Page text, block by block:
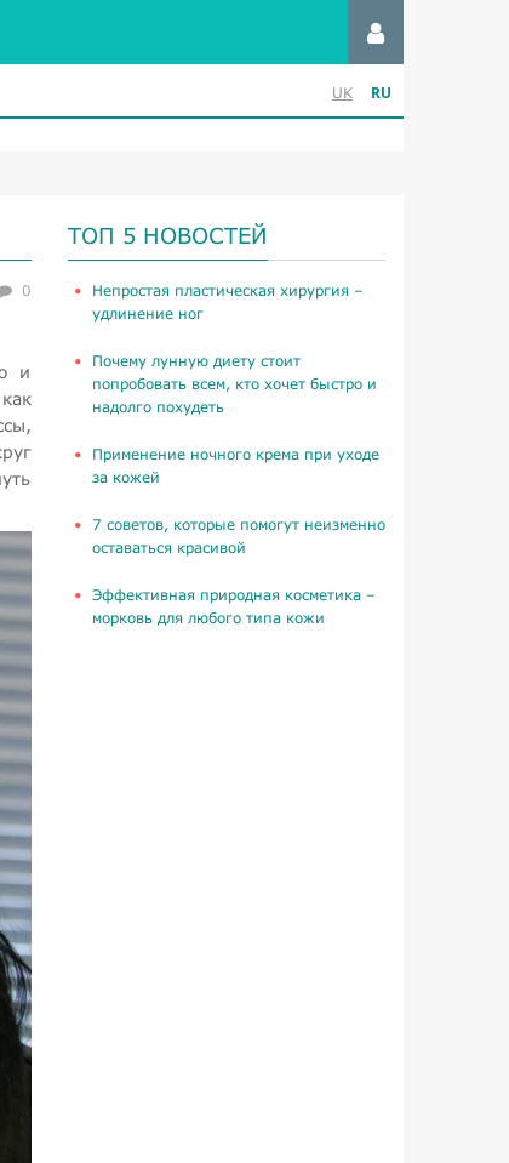
UK RU
0
и
ТОП 5 НОВОСТЕЙ
​Непростая пластическая хирургия –
удлинение ног
Почему лунную диету стоит
попробовать всем, кто хочет быстро и
надолго похудеть
Применение ночного крема при уходе
за кожей
​7 советов, которые помогут неизменно
оставаться красивой
​Эффективная природная косметика –
морковь для любого типа кожи